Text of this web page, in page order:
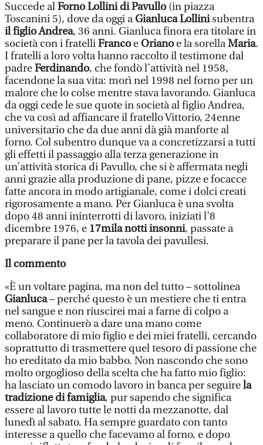
Succede alForno Lollini di Pavullo(in piazza
Toscanini 5), dove da oggi aGianluca Lollinisubentra
il figlio Andrea, 36 anni. Gianluca finora era titolare in
società con i fratelliFrancoe Orianoe la sorellaMaria.
I fratelli a loro volta hanno raccolto il testimone dal
padreFerdinando, che fondò l’attività nel 1958,
facendone la sua vita: morì nel 1998 nel forno per un
malore che lo colse mentre stava lavorando. Gianluca
da oggi cede le sue quote in società al figlio Andrea,
che va così ad affiancare il fratello Vittorio, 24enne
universitario che da due anni dà già manforte al
forno. Col subentro dunque va a concretizzarsi a tutti
gli effetti il passaggio alla terza generazione in
un’attività storica di Pavullo, che si è affermata negli
anni grazie alla produzione di pane, pizze e focacce
fatte ancora in modo artigianale, come i dolci creati
rigorosamente a mano. Per Gianluca è una svolta
dopo 48 anni ininterrotti di lavoro, iniziati l’8
dicembre 1976, e 17mila notti insonni, passate a
preparare il pane per la tavola dei pavullesi.
Il commento
«È un voltare pagina, ma non del tutto – sottolinea
Gianluca– perché questo è un mestiere che ti entra
nel sangue e non riuscirei mai a farne di colpo a
meno. Continuerò a dare una mano come
collaboratore di mio figlio e dei miei fratelli, cercando
soprattutto di trasmettere quel tesoro di passione che
ho ereditato da mio babbo. Non nascondo che sono
molto orgoglioso della scelta che ha fatto mio figlio:
ha lasciato un comodo lavoro in banca per seguirela
tradizione di famiglia, pur sapendo che significa
essere al lavoro tutte le notti da mezzanotte, dal
lunedì al sabato. Ha sempre guardato con tanto
interesse a quello che facevamo al forno, e dopo